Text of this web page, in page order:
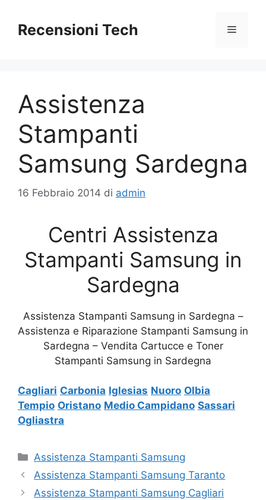
contenuto
Recensioni Tech Menu
Assistenza
Stampanti
Samsung Sardegna
16 Febbraio 2014 di admin
Centri Assistenza
Stampanti Samsung in
Sardegna
Assistenza Stampanti Samsung in Sardegna –
Assistenza e Riparazione Stampanti Samsung in
Sardegna – Vendita Cartucce e Toner
Stampanti Samsung in Sardegna
Cagliari Carbonia Iglesias Nuoro Olbia
Tempio Oristano Medio Campidano Sassari
Ogliastra
Categorie
Assistenza Stampanti Samsung
Assistenza Stampanti Samsung Taranto
Assistenza Stampanti Samsung Cagliari